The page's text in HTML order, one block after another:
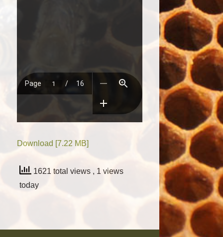
Download [7.22 MB]
1621 total views , 1 views
today